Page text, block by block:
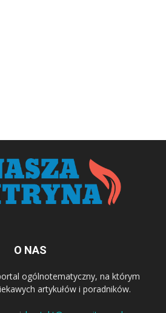
O NAS
ogólnotematyczny, na którym
artykułów i poradników.